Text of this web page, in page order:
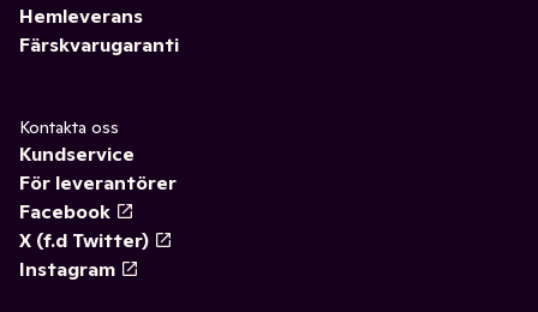
Hemleverans
Färskvarugaranti
Kontakta oss
Kundservice
För leverantörer
Facebook
X (f.d Twitter)
Instagram